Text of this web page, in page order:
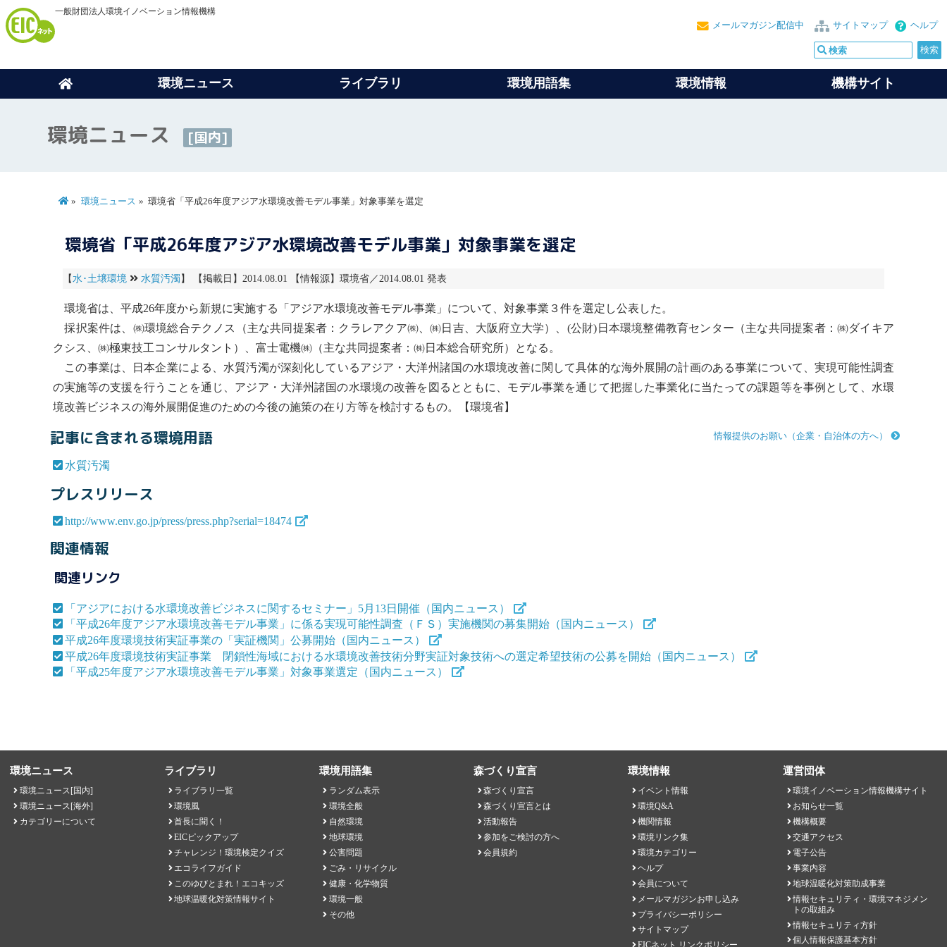
一般財団法人環境イノベーション情報機構
ヘルプ
サイトマップ
メールマガジン配信中
環境ニュース ライブラリ 環境用語集 環境情報 機構サイト
環境ニュース [国内]
環境ニュース 環境省「平成26年度アジア水環境改善モデル事業」対象事業を選定
環境省「平成26年度アジア水環境改善モデル事業」対象事業を選定
【水･土壌環境 水質汚濁 】 【掲載日】2014.08.01 【情報源】環境省／2014.08.01 発表
環境省は、平成26年度から新規に実施する「アジア水環境改善モデル事業」について、対象事業３件を選定し公表した。
採択案件は、㈱環境総合テクノス（主な共同提案者：クラレアクア㈱、㈱日吉、大阪府立大学）、(公財)日本環境整備教育センター（主な共同提案者：㈱ダイキア
クシス、㈱極東技工コンサルタント）、富士電機㈱（主な共同提案者：㈱日本総合研究所）となる。
この事業は、日本企業による、 水質汚濁が深刻化しているアジア・大洋州諸国の水環境改善に関して具体的な海外展開の計画のある事業について、実現可能性調査
の実施等の支援を行うことを通じ、アジア・大洋州諸国の水環境の改善を図るとともに、モデル事業を通じて把握した事業化に当たっての課題等を事例として、水環
境改善ビジネスの海外展開促進のための今後の施策の在り方等を検討するもの。【環境省】
情報提供のお願い（企業・自治体の方へ）
記事に含まれる環境用語
水質汚濁
プレスリリース
http://www.env.go.jp/press/press.php?serial=18474
関連情報
関連リンク
「アジアにおける水環境改善ビジネスに関するセミナー」5月13日開催（国内ニュース）
「平成26年度アジア水環境改善モデル事業」に係る実現可能性調査（ＦＳ）実施機関の募集開始（国内ニュース）
平成26年度環境技術実証事業の「実証機関」公募開始（国内ニュース）
平成26年度環境技術実証事業 閉鎖性海域における水環境改善技術分野実証対象技術への選定希望技術の公募を開始（国内ニュース）
「平成25年度アジア水環境改善モデル事業」対象事業選定（国内ニュース）
環境ニュース
環境ニュース[国内]
環境ニュース[海外]
カテゴリーについて
ライブラリ
ライブラリ一覧
環境風
首長に聞く！
EICピックアップ
チャレンジ！環境検定クイズ
エコライフガイド
このゆびとまれ！エコキッズ
地球温暖化対策情報サイト
環境用語集
ランダム表示
環境全般
自然環境
地球環境
公害問題
ごみ・リサイクル
健康・化学物質
環境一般
その他
森づくり宣言
森づくり宣言
森づくり宣言とは
活動報告
参加をご検討の方へ
会員規約
環境情報
イベント情報
環境Q&A
機関情報
環境リンク集
環境カテゴリー
ヘルプ
会員について
メールマガジンお申し込み
プライバシーポリシー
サイトマップ
運営団体
環境イノベーション情報機構サイト
お知らせ一覧
機構概要
交通アクセス
電子公告
事業内容
地球温暖化対策助成事業
情報セキュリティ・環境マネジメン
トの取組み
情報セキュリティ方針
個人情報保護基本方針